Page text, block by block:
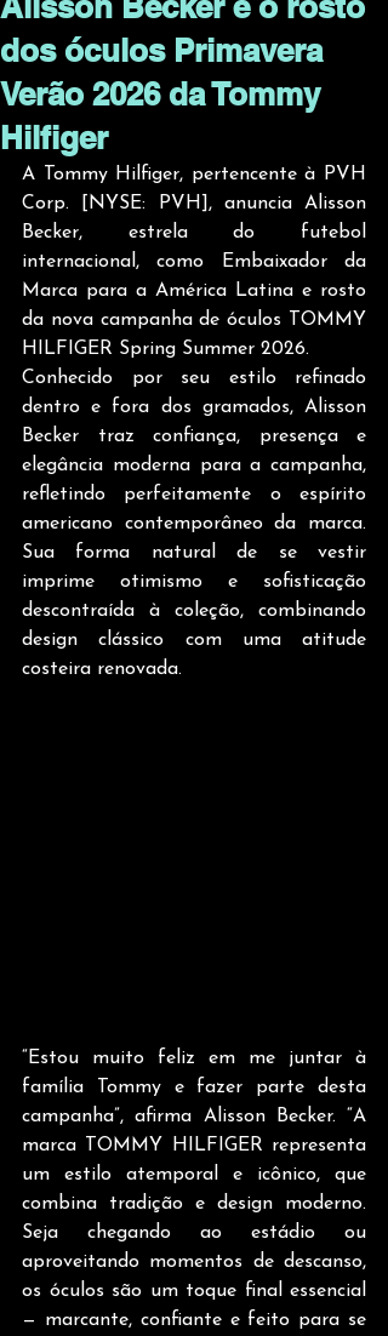
dos óculos Primavera
Verão 2026 da Tommy
Hilfiger
A Tommy Hilfiger, pertencente à PVH
Corp. [NYSE: PVH], anuncia Alisson
Becker, estrela do futebol
internacional, como Embaixador da
Marca para a América Latina e rosto
da nova campanha de óculos TOMMY
HILFIGER Spring Summer 2026.
Conhecido por seu estilo refinado
dentro e fora dos gramados, Alisson
Becker traz confiança, presença e
elegância moderna para a campanha,
refletindo perfeitamente o espírito
americano contemporâneo da marca.
Sua forma natural de se vestir
imprime otimismo e sofisticação
descontraída à coleção, combinando
design clássico com uma atitude
costeira renovada.
“Estou muito feliz em me juntar à
família Tommy e fazer parte desta
campanha”, afirma Alisson Becker. “A
marca TOMMY HILFIGER representa
um estilo atemporal e icônico, que
combina tradição e design moderno.
Seja chegando ao estádio ou
aproveitando momentos de descanso,
os óculos são um toque final essencial
— marcante, confiante e feito para se